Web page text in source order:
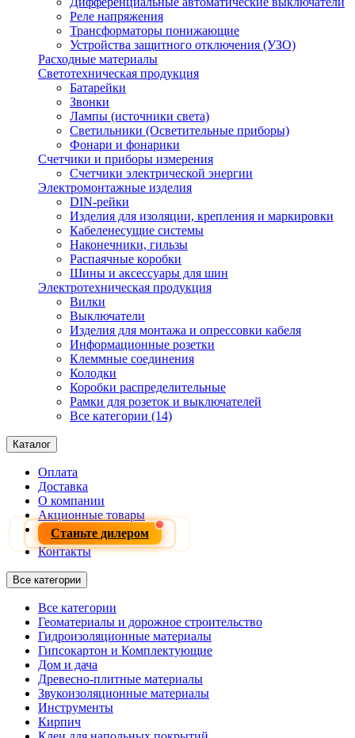
Реле напряжения
Трансформаторы понижающие
Устройства защитного отключения (УЗО)
Расходные материалы
Светотехническая продукция
Батарейки
Звонки
Лампы (источники света)
Светильники (Осветительные приборы)
Фонари и фонарики
Счетчики и приборы измерения
Счетчики электрической энергии
Электромонтажные изделия
DIN-рейки
Изделия для изоляции, крепления и маркировки
Кабеленесущие системы
Наконечники, гильзы
Распаячные коробки
Шины и аксессуары для шин
Электротехническая продукция
Вилки
Выключатели
Изделия для монтажа и опрессовки кабеля
Информационные розетки
Клеммные соединения
Колодки
Коробки распределительные
Рамки для розеток и выключателей
Все категории (14)
Каталог
Оплата
Доставка
О компании
Акционные товары
Станьте дилером
Контакты
Все категории
Все категории
Геоматериалы и дорожное строительство
Гидроизоляционные материалы
Гипсокартон и Комплектующие
Дом и дача
Древесно-плитные материалы
Звукоизоляционные материалы
Инструменты
Кирпич